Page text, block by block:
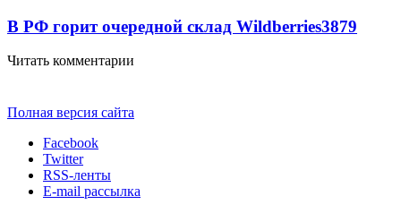
В РФ горит очередной склад Wildberries3879
Читать комментарии
Полная версия сайта
Facebook
Twitter
RSS-ленты
E-mail рассылка